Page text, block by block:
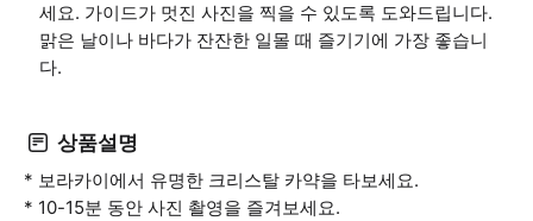
세요. 가이드가 멋진 사진을 찍을 수 있도록 도와드립니다.
맑은 날이나 바다가 잔잔한 일몰 때 즐기기에 가장 좋습니
다.
상품설명
* 보라카이에서 유명한 크리스탈 카약을 타보세요.
* 10-15분 동안 사진 촬영을 즐겨보세요.